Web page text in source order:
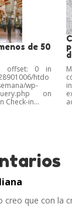
de 50
offset: 0 in
htdo
wp-
query.php on
Check-in...
creo que con la